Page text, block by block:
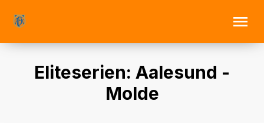
Eliteserien: Aalesund -
Molde